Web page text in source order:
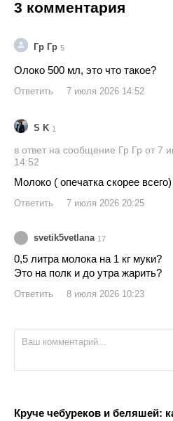
3 комментария
Гр Гр 5
Олоко 500 мл, это что такое?
Ответить 7 июля 2026 14:52
S K 1
в ответ на сообщение Гр Гр от 7
14:52
Молоко ( опечатка скорее всего)
Ответить 7 июля 2026 20:25
svetik5vetlana 17
0,5 литра молока на 1 кг муки?
Это на полк и до утра жарить?
Ответить 8 июля 2026 10:23
Круче чебуреков и беляшей: